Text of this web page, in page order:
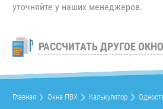
уточняйте у наших менеджеров.
РАССЧИТАТЬ ДРУГОЕ ОКНО
Главная Окна ПВХ Калькулятор